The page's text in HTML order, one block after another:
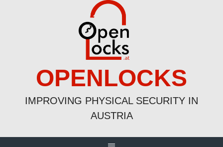
OPENLOCKS
IMPROVING PHYSICAL SECURITY IN
AUSTRIA